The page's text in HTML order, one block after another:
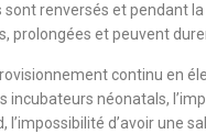
sont renversés et pendant
prolongées et peuvent
continu en
incubateurs néonatals,
l’impossibilité d’avoir une